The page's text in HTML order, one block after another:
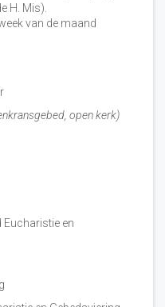
H. Mis).
van de maand
open kerk)
Eucharistie en